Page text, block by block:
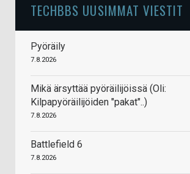
TECHBBS UUSIMMAT VIESTIT
Pyöräily
7.8.2026
Mikä ärsyttää pyöräilijöissä (Oli:
Kilpapyöräilijöiden "pakat"..)
7.8.2026
Battlefield 6
7.8.2026